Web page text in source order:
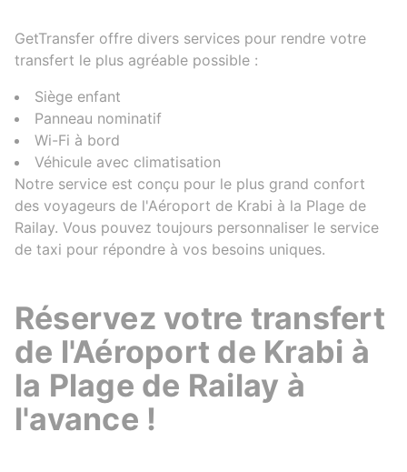
GetTransfer offre divers services pour rendre votre
transfert le plus agréable possible :
Siège enfant
Panneau nominatif
Wi-Fi à bord
Véhicule avec climatisation
Notre service est conçu pour le plus grand confort
des voyageurs de l'Aéroport de Krabi à la Plage de
Railay. Vous pouvez toujours personnaliser le service
de taxi pour répondre à vos besoins uniques.
Réservez votre transfert
de l'Aéroport de Krabi à
la Plage de Railay à
l'avance !